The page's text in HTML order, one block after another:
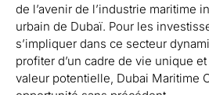
de l’avenir de l’industrie maritime
urbain de Dubaï. Pour les
s’impliquer dans ce secteur
profiter d’un cadre de vie unique
valeur potentielle, Dubai Maritime